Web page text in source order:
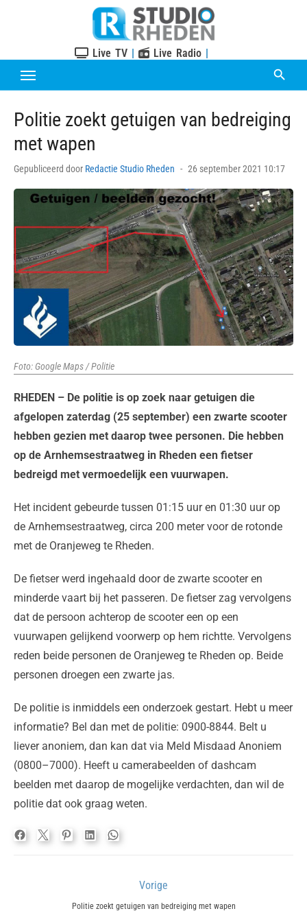
Live TV | Live Radio |
Politie zoekt getuigen van bedreiging
met wapen
Gepubliceerd door Redactie Studio Rheden
Posted
26 september 2021 10:17
Foto: Google Maps / Politie
RHEDEN – De politie is op zoek naar getuigen die
afgelopen zaterdag (25 september) een zwarte scooter
hebben gezien met daarop twee personen. Die hebben
op de Arnhemsestraatweg in Rheden een fietser
bedreigd met vermoedelijk een vuurwapen.
Het incident gebeurde tussen 01:15 uur en 01:30 uur op
de Arnhemsestraatweg, circa 200 meter voor de rotonde
met de Oranjeweg te Rheden.
De fietser werd ingehaald door de zwarte scooter en
minderde vaart bij het passeren. De fietser zag vervolgens
dat de persoon achterop de scooter een op een
vuurwapen gelijkend voorwerp op hem richtte. Vervolgens
reden beide personen de Oranjeweg te Rheden op. Beide
personen droegen een zwarte jas.
De politie is inmiddels een onderzoek gestart. Hebt u meer
informatie? Bel dan met de politie: 0900-8844. Belt u
liever anoniem, dan kan dat via Meld Misdaad Anoniem
(0800–7000). Heeft u camerabeelden of dashcam
beelden met daarop de mogelijke verdachten, dan wil de
politie dat ook graag weten.
navigatie
Vorige
Previous
Politie zoekt getuigen van bedreiging met wapen